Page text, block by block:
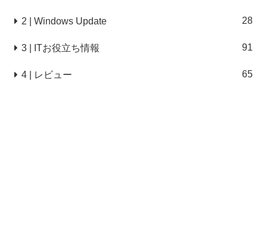
2 | Windows Update 28
3 | ITお役立ち情報 91
4 | レビュー 65